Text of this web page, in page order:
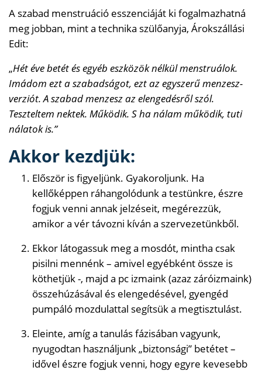
A szabad menstruáció esszenciáját ki fogalmazhatná
meg jobban, mint a technika szülőanyja, Árokszállási
Edit:
„Hét éve betét és egyéb eszközök nélkül menstruálok.
Imádom ezt a szabadságot, ezt az egyszerű menzesz-
verziót. A szabad menzesz az elengedésről szól.
Teszteltem nektek. Működik. S ha nálam működik, tuti
nálatok is.”
Akkor kezdjük:
Először is figyeljünk. Gyakoroljunk. Ha
kellőképpen ráhangolódunk a testünkre, észre
fogjuk venni annak jelzéseit, megérezzük,
amikor a vér távozni kíván a szervezetünkből.
Ekkor látogassuk meg a mosdót, mintha csak
pisilni mennénk – amivel egyébként össze is
köthetjük -, majd a pc izmaink (azaz záróizmaink)
összehúzásával és elengedésével, gyengéd
pumpáló mozdulattal segítsük a megtisztulást.
Eleinte, amíg a tanulás fázisában vagyunk,
nyugodtan használjunk „biztonsági” betétet –
idővel észre fogjuk venni, hogy egyre kevesebb